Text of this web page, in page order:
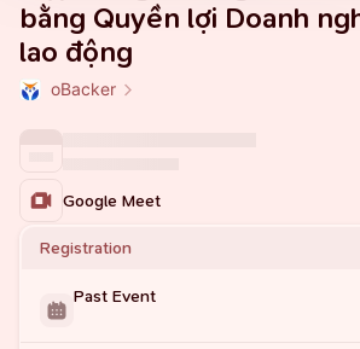
bằng Quyền lợi Doanh
lao động
oBacker
Google Meet
Registration
Past Event